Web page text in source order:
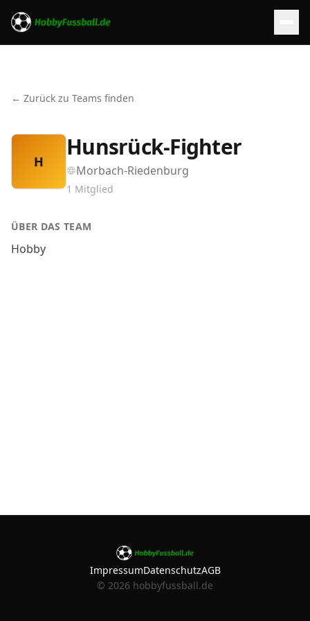
← Zurück zu Teams finden
H
Hunsrück-Fighter
Morbach-Riedenburg
1 Mitglied
ÜBER DAS TEAM
Hobby
ImpressumDatenschutzAGB
© 2026 hobbyfussball.de